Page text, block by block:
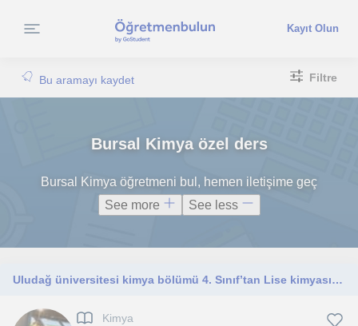
Kayıt Olun
Bu aramayı kaydet Filtre
Bursal Kimya özel ders
Bursal Kimya öğretmeni bul, hemen iletişime geç
See more
See less
Uludağ üniversitesi kimya bölümü 4. Sınıf’tan Lise kimyasına (TYT-AYT) yüz yüze özel ders
Kimya